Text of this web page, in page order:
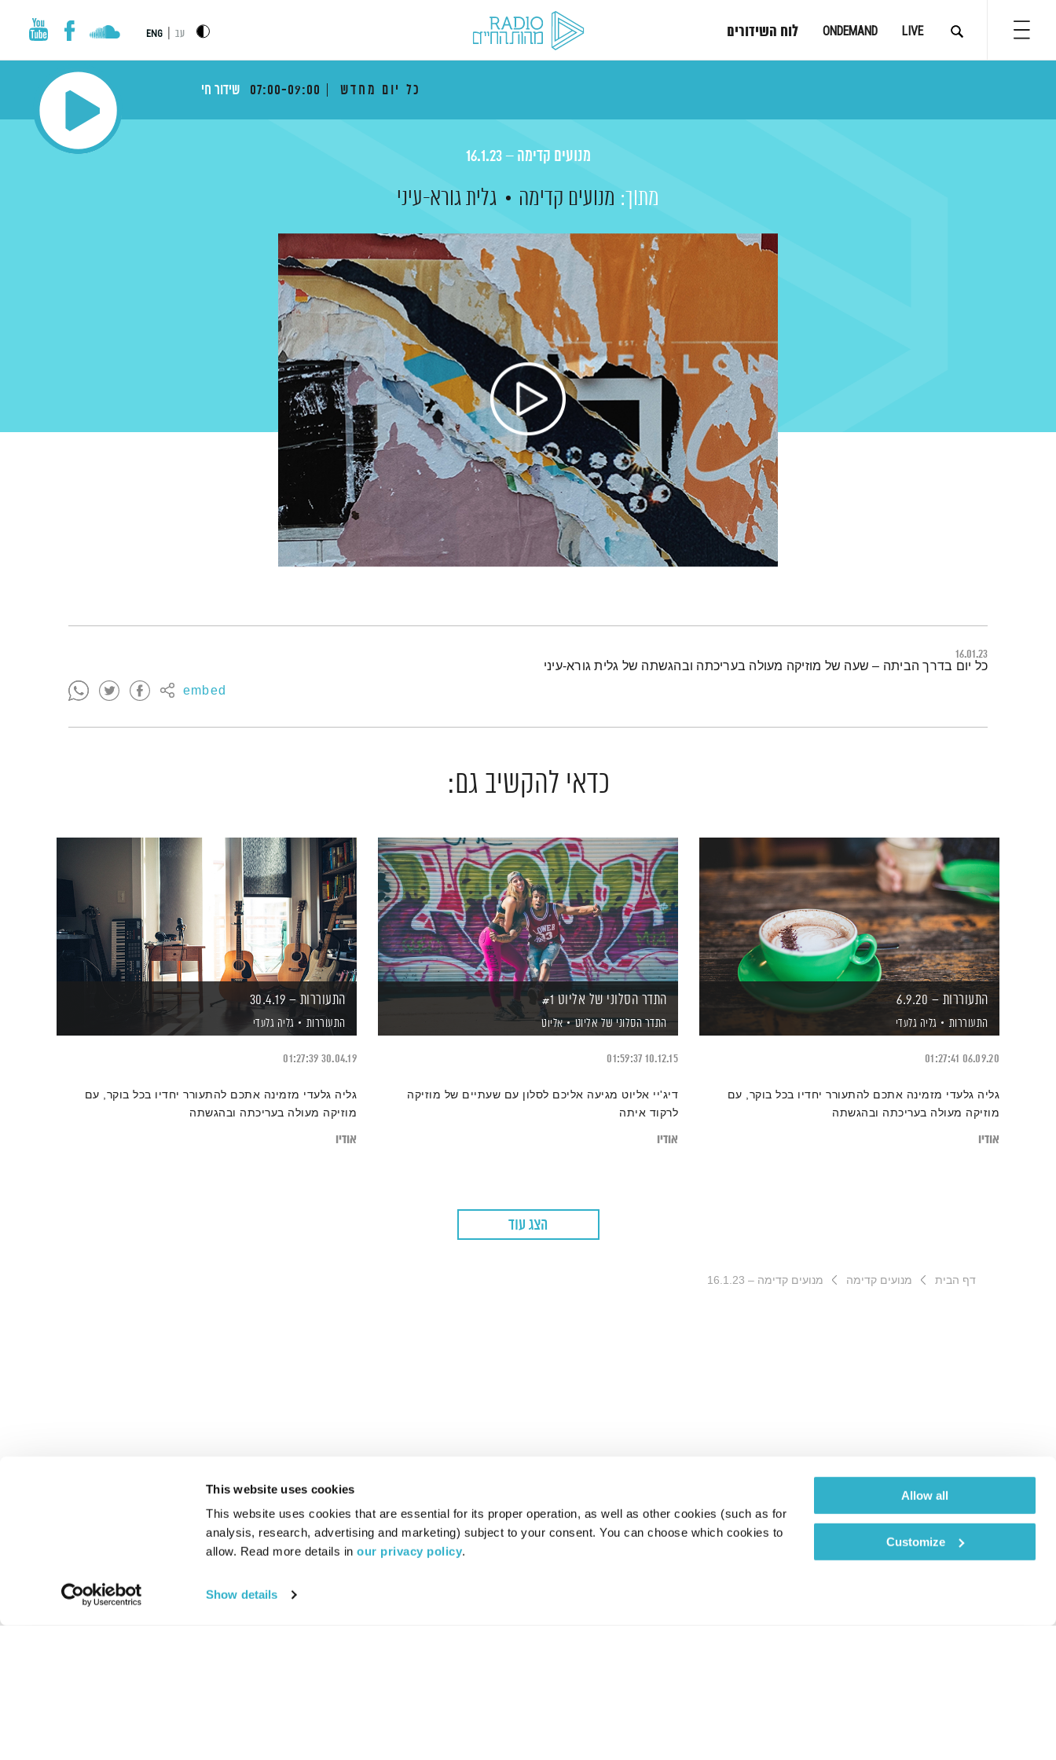
This website uses cookies
This website uses cookies that are essential for its proper operation, as well as other cookies (such as for
analysis, research, advertising and marketing) subject to your consent. You can choose which cookies to
allow. Read more details in our privacy policy.
Show details
Allow all
Customize
LIVE
ONDEMAND לוח השידורים עב ENG
כל יום מחדש 07:00-09:00 שידור חי
מנועים קדימה – 16.1.23
מתוך: מנועים קדימה גלית גורא-עיני
16.01.23
embed
תמצית הפודקאסט
כל יום בדרך הביתה – שעה של מוזיקה מעולה בעריכתה ובהגשתה של גלית גורא-עיני
כדאי להקשיב גם:
התעוררות – 6.9.20
התעוררות גליה גלעדי
06.09.20
01:27:41
גליה גלעדי מזמינה אתכם להתעורר יחדיו בכל בוקר, עם
מוזיקה מעולה בעריכתה ובהגשתה
אודיו
התדר הסלוני של אליוט #1
התדר הסלוני של אליוט אליוט
10.12.15
01:59:37
דיג'יי אליוט מגיעה אליכם לסלון עם שעתיים של מוזיקה
לרקוד איתה
אודיו
התעוררות – 30.4.19
התעוררות גליה גלעדי
30.04.19
01:27:39
גליה גלעדי מזמינה אתכם להתעורר יחדיו בכל בוקר, עם
מוזיקה מעולה בעריכתה ובהגשתה
אודיו
הצג עוד
דף הבית מנועים קדימה מנועים קדימה – 16.1.23